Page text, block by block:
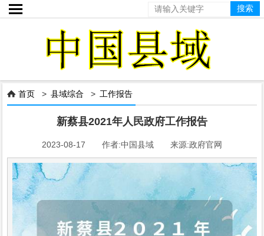

 首页 >县域综合 > 工作报告
新蔡县2021年人民政府工作报告
2023-08-17 作者:中国县域 来源:政府官网